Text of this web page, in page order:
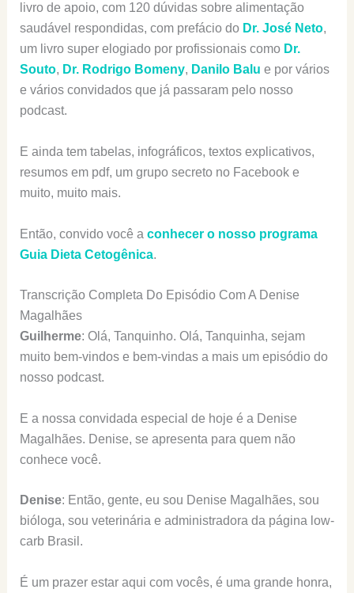
livro de apoio, com 120 dúvidas sobre alimentação
saudável respondidas, com prefácio do Dr. José Neto,
um livro super elogiado por profissionais como Dr.
Souto, Dr. Rodrigo Bomeny, Danilo Balu e por vários
e vários convidados que já passaram pelo nosso
podcast.
E ainda tem tabelas, infográficos, textos explicativos,
resumos em pdf, um grupo secreto no Facebook e
muito, muito mais.
Então, convido você a conhecer o nosso programa
Guia Dieta Cetogênica.
Transcrição Completa Do Episódio Com A Denise
Magalhães
Guilherme: Olá, Tanquinho. Olá, Tanquinha, sejam
muito bem-vindos e bem-vindas a mais um episódio do
nosso podcast.
E a nossa convidada especial de hoje é a Denise
Magalhães. Denise, se apresenta para quem não
conhece você.
Denise: Então, gente, eu sou Denise Magalhães, sou
bióloga, sou veterinária e administradora da página low-
carb Brasil.
É um prazer estar aqui com vocês, é uma grande honra,